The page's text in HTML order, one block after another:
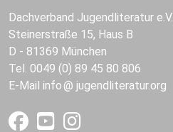
Dachverband Jugendliteratur e.V.
Steinerstraße 15, Haus B
D - 81369 München
Tel. 0049 (0) 89 45 80 806
E-Mail info jugendliteratur.org